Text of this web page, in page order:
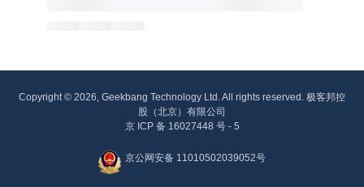
Copyright © 2026, Geekbang Technology Ltd. All rights reserved. 极客邦控
股（北京）有限公司
京 ICP 备 16027448 号 - 5
京公网安备 11010502039052号